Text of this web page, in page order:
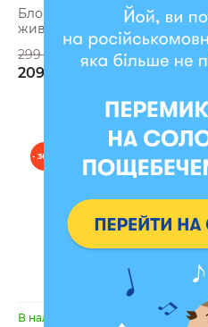
Блокнот в клетку «Цвети,
живи, твори!» розовый
299 грн
209 грн
- 30 %
В наличии